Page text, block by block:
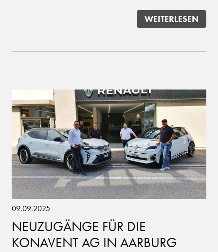
WEITERLESEN
09.09.2025
NEUZUGÄNGE FÜR DIE
KONAVENT AG IN AARBURG